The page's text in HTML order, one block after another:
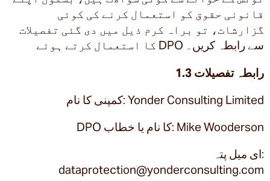
قانونی حقوق کو استعمال کرنے کی کوئی
گزارشات، تو براہ کرم ذیل میں دی گئی تفصیلات
کا استعمال کرتے ہوئے DPO سے رابطہ کریں۔
1.3 رابطہ تفصیلات
کمپنی کا نام: Yonder Consulting Limited
DPO کا نام یا خطاب: Mike Wooderson
ای میل پتہ:
dataprotection@yonderconsulting.com